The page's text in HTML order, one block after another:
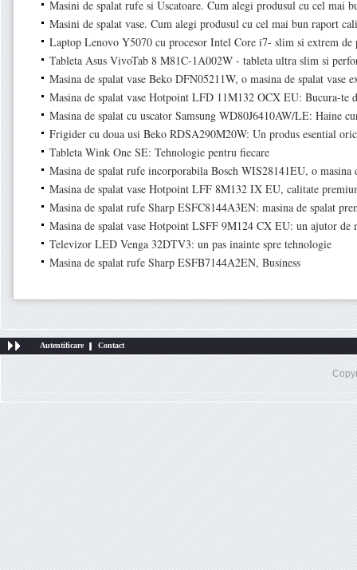
Masini de spalat rufe si Uscatoare. Cum alegi produsul cu cel mai
Masini de spalat vase. Cum alegi produsul cu cel mai bun raport
Laptop Lenovo Y5070 cu procesor Intel Core i7- slim si extrem de
Tableta Asus VivoTab 8 M81C-1A002W - tableta ultra slim si
Masina de spalat vase Beko DFN05211W, o masina de spalat vase
Masina de spalat vase Hotpoint LFD 11M132 OCX EU: Bucura-te
Masina de spalat cu uscator Samsung WD80J6410AW/LE: Haine
Frigider cu doua usi Beko RDSA290M20W: Un produs esential
Tableta Wink One SE: Tehnologie pentru fiecare
Masina de spalat rufe incorporabila Bosch WIS28141EU, o masina
Masina de spalat vase Hotpoint LFF 8M132 IX EU, calitate
Masina de spalat rufe Sharp ESFC8144A3EN: masina de spalat
Masina de spalat vase Hotpoint LSFF 9M124 CX EU: un ajutor de
Televizor LED Venga 32DTV3: un pas inainte spre tehnologie
Masina de spalat rufe Sharp ESFB7144A2EN, Business
Autentificare Contact